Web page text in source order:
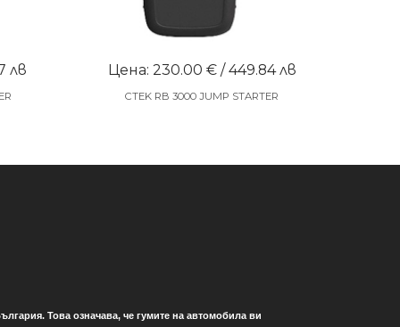
лв Цена: 230.00 € / 449.84 лв
CTEK RB 3000 JUMP STARTER
Това означава, че гумите на автомобила ви